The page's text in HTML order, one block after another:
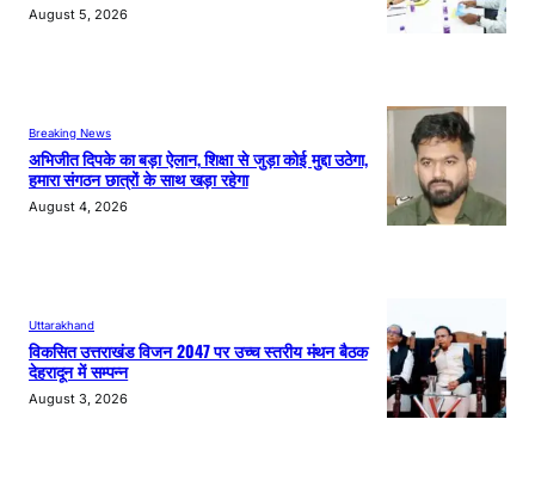
August 5, 2026
Breaking News
अभिजीत दिपके का बड़ा ऐलान, शिक्षा से जुड़ा कोई मुद्दा उठेगा,
हमारा संगठन छात्रों के साथ खड़ा रहेगा
August 4, 2026
Uttarakhand
विकसित उत्तराखंड विजन 2047 पर उच्च स्तरीय मंथन बैठक
देहरादून में सम्पन्न
August 3, 2026